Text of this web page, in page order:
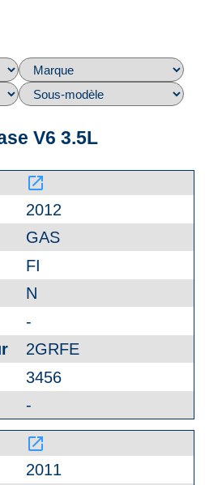
V6 3.5L
launch
2012
GAS
FI
N
-
2GRFE
3456
-
launch
2011